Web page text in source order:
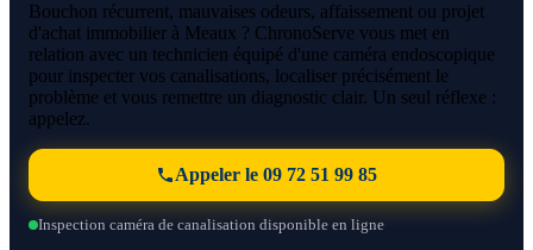
Bouchon récurrent, mauvaises odeurs, affaissement ou projet
d'achat immobilier à Meaux ? ChronoServe vous met en
relation avec un technicien équipé d'une caméra endoscopique
pour inspecter vos canalisations, localiser précisément le
problème et vous remettre un diagnostic clair. Un seul réflexe :
appelez.
Appeler le 09 72 51 99 85
Inspection caméra de canalisation disponible en ligne